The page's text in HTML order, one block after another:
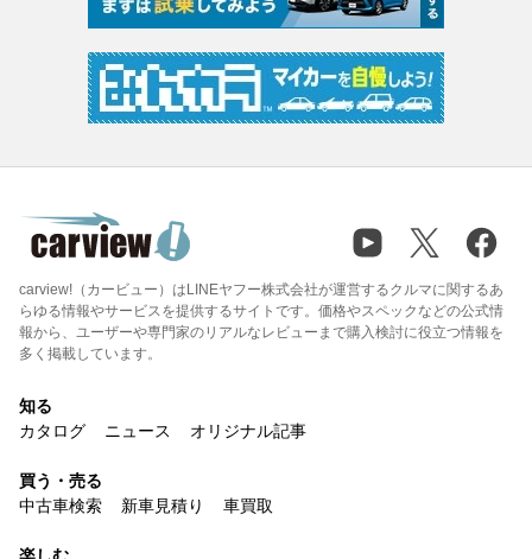
carview!（カービュー）はLINEヤフー株式会社が運営するクルマに関するあ
らゆる情報やサービスを提供するサイトです。価格やスペックなどの公式情
報から、ユーザーや専門家のリアルなレビューまで購入検討に役立つ情報を
多く掲載しています。
知る
カタログ
ニュース オリジナル記事
買う・売る
中古車検索
新車見積り 車買取